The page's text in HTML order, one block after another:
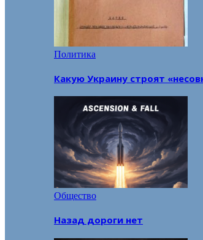
Политика
Какую Украину строят
Общество
Назад дороги нет